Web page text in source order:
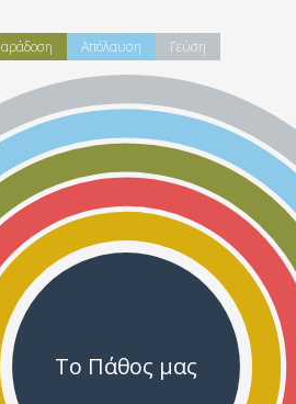
Απόλαυση Γεύση
Το Πάθος μας